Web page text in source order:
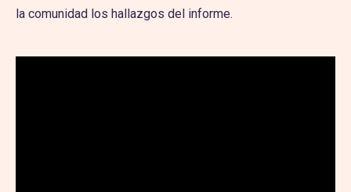
la comunidad los hallazgos del informe.